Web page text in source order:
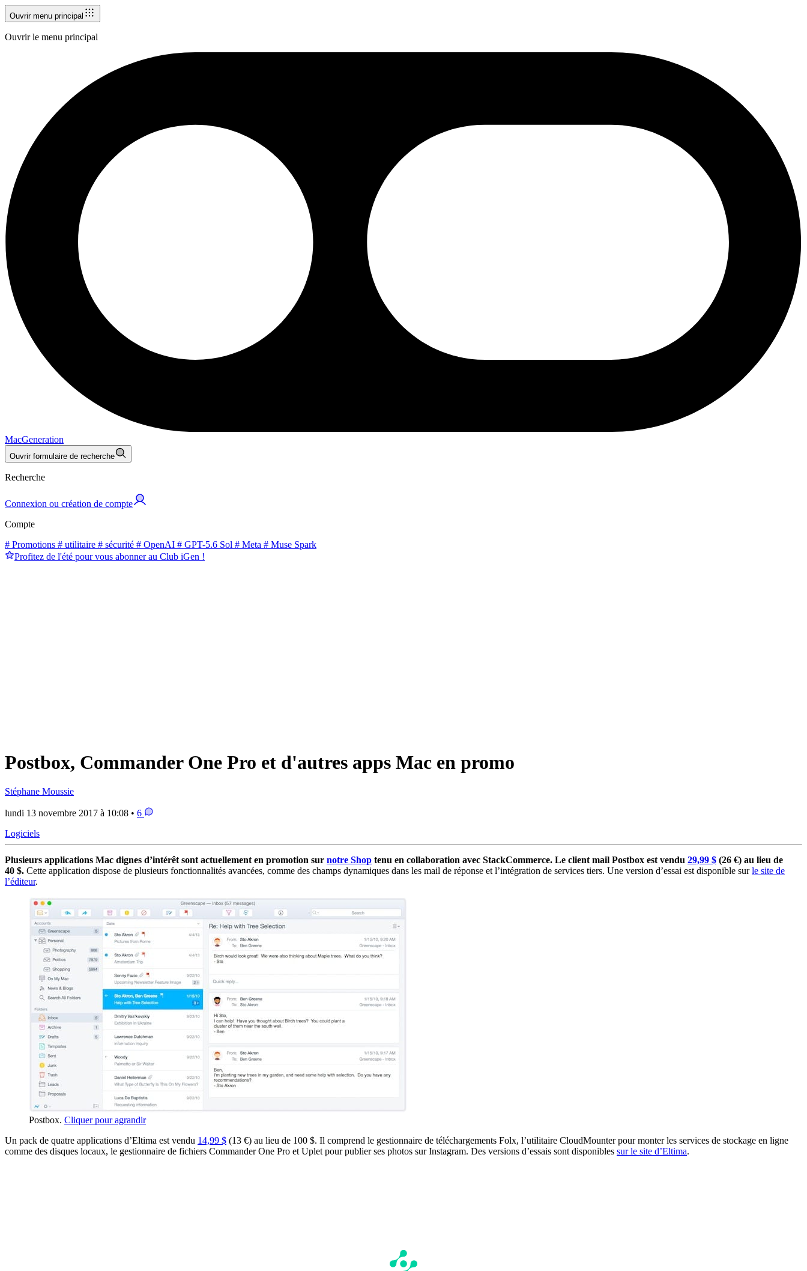
Ouvrir menu principal
Ouvrir le menu principal
MacGeneration
Ouvrir formulaire de recherche
Recherche
Connexion ou création de compte
Compte
# Promotions # utilitaire # sécurité # OpenAI # GPT-5.6 Sol # Meta # Muse Spark
Profitez de l'été pour vous abonner au Club iGen !
Postbox, Commander One Pro et d'autres apps Mac en promo
Stéphane Moussie
lundi 13 novembre 2017 à 10:08 • 6
Logiciels
Plusieurs applications Mac dignes d’intérêt sont actuellement en promotion sur notre Shop tenu en collaboration avec StackCommerce. Le client mail Postbox est vendu 29,99 $ (26 €) au lieu de
40 $. Cette application dispose de plusieurs fonctionnalités avancées, comme des champs dynamiques dans les mail de réponse et l’intégration de services tiers. Une version d’essai est disponible surle site de
l’éditeur.
Postbox. Cliquer pour agrandir
Un pack de quatre applications d’Eltima est vendu 14,99 $ (13 €) au lieu de 100 $. Il comprend le gestionnaire de téléchargements Folx, l’utilitaire CloudMounter pour monter les services de stockage en ligne
comme des disques locaux, le gestionnaire de fichiers Commander One Pro et Uplet pour publier ses photos sur Instagram. Des versions d’essais sont disponibles sur le site d’Eltima.